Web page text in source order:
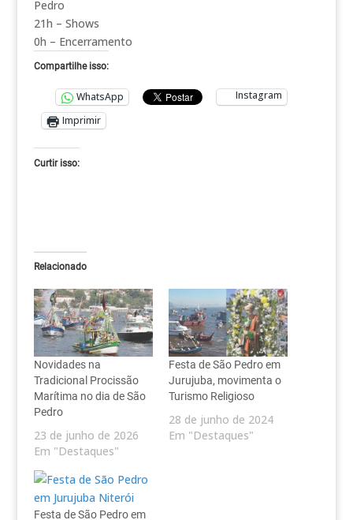
Pedro
21h – Shows
0h – Encerramento
Compartilhe isso:
WhatsApp
Instagram
Imprimir
Curtir isso:
Relacionado
Novidades na
Tradicional Procissão
Marítima no dia de São
Pedro
23 de junho de 2026
Em "Destaques"
Festa de São Pedro em
Jurujuba, movimenta o
Turismo Religioso
28 de junho de 2024
Em "Destaques"
Festa de São Pedro em